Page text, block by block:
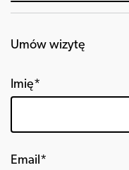
Umów wizytę
Imię*
Email*